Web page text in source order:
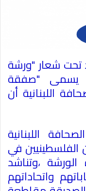
تحت شعار "ورشة
يسمى "صفقة
اللبنانية أن
اللبنانية
الفلسطينيين في
،وتناشد
واتحاداتهم